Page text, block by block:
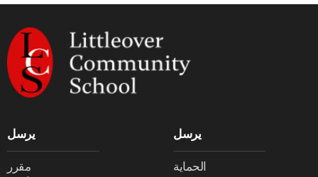
يرسل
مقرر
يرسل
الحماية